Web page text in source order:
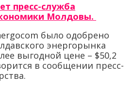
пресс-служба
Молдовы.
было одобрено
энергорынка
выгодной цене – $50,2
в сообщении пресс-